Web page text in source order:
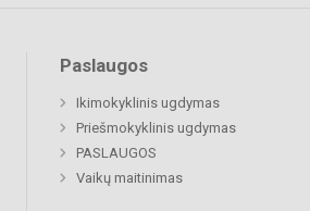
Paslaugos
Ikimokyklinis ugdymas
Priešmokyklinis ugdymas
PASLAUGOS
Vaikų maitinimas